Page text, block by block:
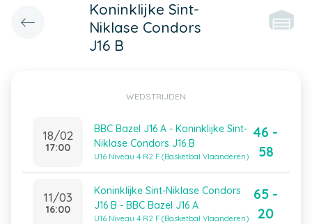
Koninklijke Sint-
Niklase Condors
J16 B
WEDSTRIJDEN
18/02
17:00
BBC Bazel J16 A - Koninklijke Sint-
Niklase Condors J16 B
U16 Niveau 4 R2 F (Basketbal Vlaanderen)
46 -
58
11/03
16:00
Koninklijke Sint-Niklase Condors
J16 B - BBC Bazel J16 A
U16 Niveau 4 R2 F (Basketbal Vlaanderen)
65 -
20